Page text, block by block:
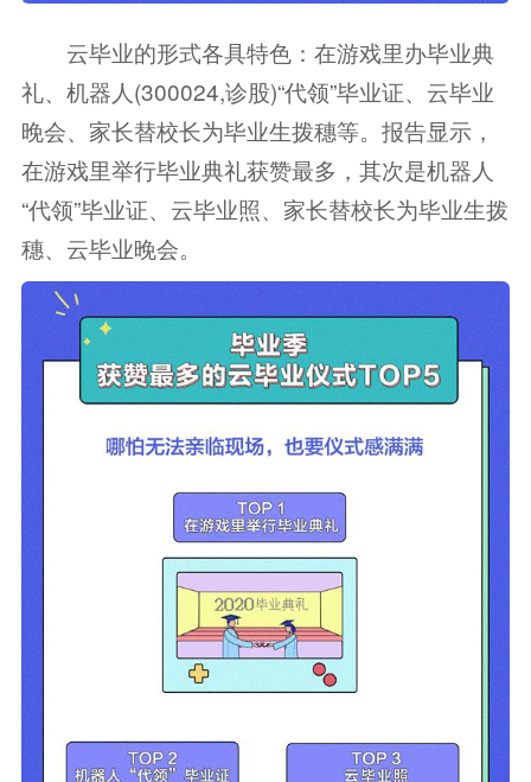
云毕业的形式各具特色：在游戏里办毕业典
礼、 机器人(300024,诊股)“代领”毕业证、云毕业
晚会、家长替校长为毕业生拨穗等。报告显示，
在游戏里举行毕业典礼获赞最多，其次是机器人
“代领”毕业证、云毕业照、家长替校长为毕业生拨
穗、云毕业晚会。